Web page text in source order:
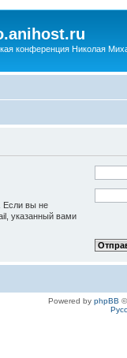
конференция Николая
Если вы не
указанный вами
Powered by phpBB